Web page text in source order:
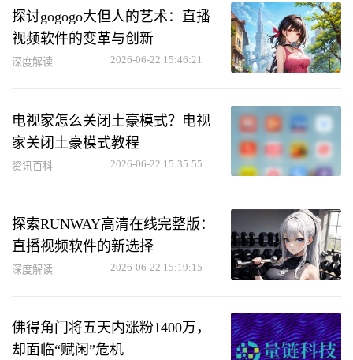
探讨gogogo大但人的艺术：直播
视频软件的变革与创新
深度解读 2026-06-22 15:46:21
电视家怎么关闭土豪模式？电视
家关闭土豪模式教程
资讯百科 2026-06-22 15:35:55
探索RUNWAY高清在线完整版：
直播视频软件的新选择
深度解读 2026-06-22 15:19:15
佛得角门将五天内涨粉1400万，
却面临“赋闲”危机